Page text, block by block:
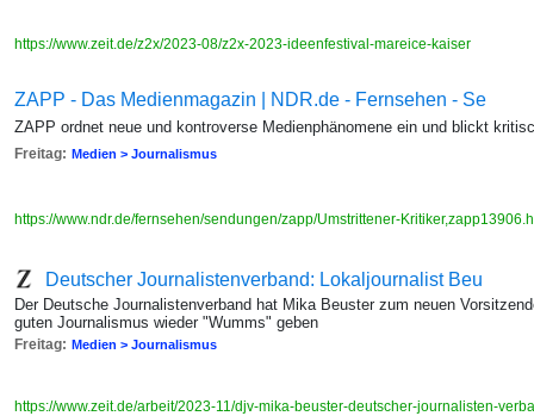
https://www.zeit.de/z2x/2023-08/z2x-2023-ideenfestival-mareice-kaiser
ZAPP - Das Medienmagazin | NDR.de - Fernsehen - Se
ZAPP ordnet neue und kontroverse Medienphänomene ein und blickt
Freitag: Medien > Journalismus
https://www.ndr.de/fernsehen/sendungen/zapp/Umstrittener-
Deutscher Journalistenverband: Lokaljournalist Beu
Der Deutsche Journalistenverband hat Mika Beuster zum neuen
guten Journalismus wieder "Wumms" geben
Freitag: Medien > Journalismus
https://www.zeit.de/arbeit/2023-11/djv-mika-beuster-deutscher-journalisten-